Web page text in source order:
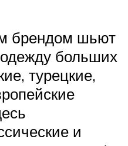
брендом шьют
больших
турецкие,
и